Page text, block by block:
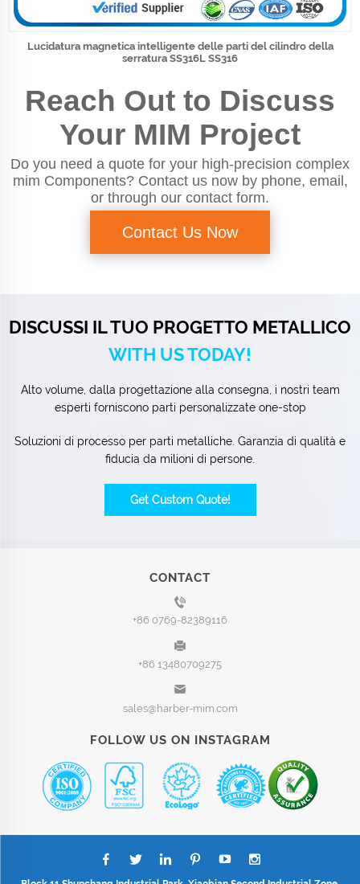
Lucidatura magnetica intelligente delle parti del cilindro della
serratura SS316L SS316
Reach Out to Discuss
Your MIM Project
Do you need a quote for your high-precision complex
mim Components? Contact us now by phone, email,
or through our contact form.
Contact Us Now
DISCUSSI IL TUO PROGETTO METALLICO
WITH US TODAY!
Alto volume, dalla progettazione alla consegna, i nostri team
esperti forniscono parti personalizzate one-stop
Soluzioni di processo per parti metalliche. Garanzia di qualità e
fiducia da milioni di persone.
Get Custom Quote!
CONTACT
+86 0769-82389116
+86 13480709275
sales@harber-mim.com
FOLLOW US ON INSTAGRAM